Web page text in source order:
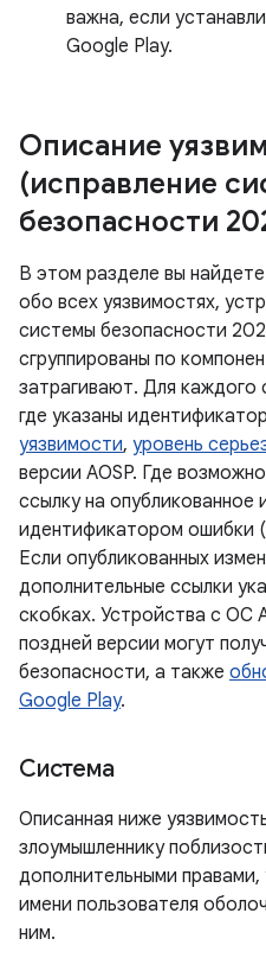
важна, если
Google Play.
Описание
(исправление
безопасности
В этом разделе вы
обо всех уязвимостях,
системы безопасности
сгруппированы по
затрагивают. Для каждого
где указаны
уязвимости, уровень
версии AOSP. Где
ссылку на опубликованное
идентификатором ошибки
Если опубликованных
дополнительные ссылки
скобках. Устройства с ОС
поздней версии могут
безопасности, а также
Google Play.
Система
Описанная ниже
злоумышленнику
дополнительными
имени пользователя
ним.